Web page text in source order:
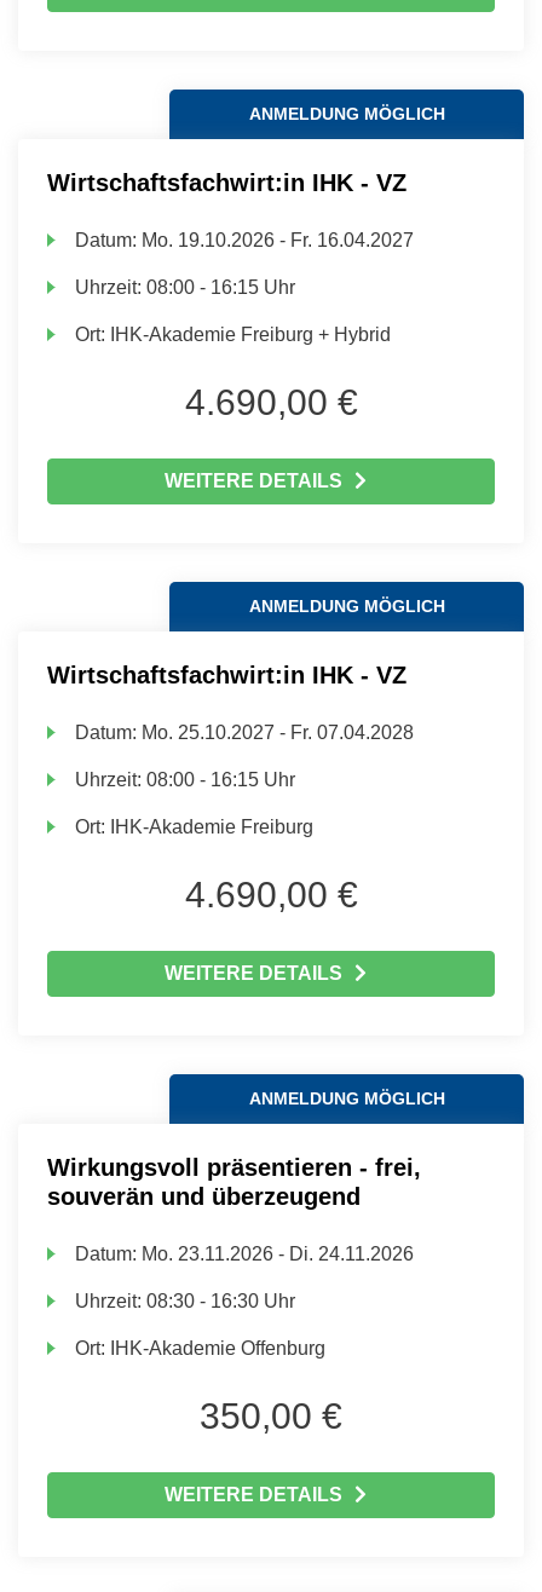
ANMELDUNG MÖGLICH
Wirtschaftsfachwirt:in IHK - VZ
Datum: Mo. 19.10.2026 - Fr. 16.04.2027
Uhrzeit:08:00 - 16:15 Uhr
Ort: IHK-Akademie Freiburg + Hybrid
4.690,00 €
WEITERE DETAILS
ANMELDUNG MÖGLICH
Wirtschaftsfachwirt:in IHK - VZ
Datum: Mo. 25.10.2027 - Fr. 07.04.2028
Uhrzeit:08:00 - 16:15 Uhr
Ort: IHK-Akademie Freiburg
4.690,00 €
WEITERE DETAILS
ANMELDUNG MÖGLICH
Wirkungsvoll präsentieren - frei,
souverän und überzeugend
Datum: Mo. 23.11.2026 - Di. 24.11.2026
Uhrzeit:08:30 - 16:30 Uhr
Ort: IHK-Akademie Offenburg
350,00 €
WEITERE DETAILS